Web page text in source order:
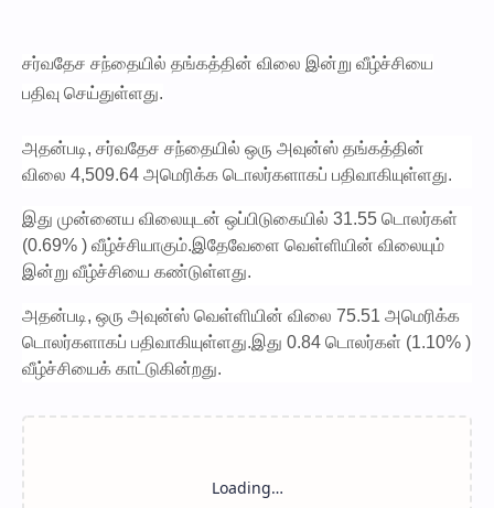
சர்வதேச சந்தையில் தங்கத்தின் விலை இன்று வீழ்ச்சியை
பதிவு செய்துள்ளது.
அதன்படி, சர்வதேச சந்தையில் ஒரு அவுன்ஸ் தங்கத்தின்
விலை 4,509.64 அமெரிக்க டொலர்களாகப் பதிவாகியுள்ளது.
இது முன்னைய விலையுடன் ஒப்பிடுகையில் 31.55 டொலர்கள்
(0.69% ) வீழ்ச்சியாகும்.இதேவேளை வெள்ளியின் விலையும்
இன்று வீழ்ச்சியை கண்டுள்ளது.
அதன்படி, ஒரு அவுன்ஸ் வெள்ளியின் விலை 75.51 அமெரிக்க
டொலர்களாகப் பதிவாகியுள்ளது.இது 0.84 டொலர்கள் (1.10% )
வீழ்ச்சியைக் காட்டுகின்றது.